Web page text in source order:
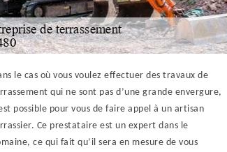
le cas où vous voulez effectuer des travaux de
qui ne sont pas d’une grande envergure,
possible pour vous de faire appel à un artisan
Ce prestataire est un expert dans le
ce qui fait qu’il sera en mesure de vous